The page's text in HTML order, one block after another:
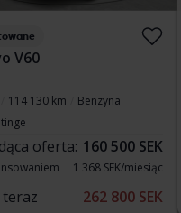
V60
114 130 km
Benzyna
oferta: 160 500 SEK
1 368 SEK/miesiąc
teraz 262 800 SEK